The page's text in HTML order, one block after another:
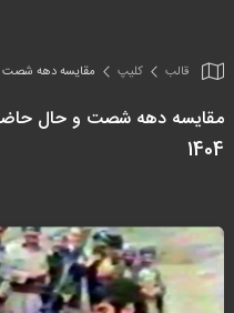
قالب کلیپ مقایسه دهه شصت و
مقایسه دهه شصت و حال حاضر
1404